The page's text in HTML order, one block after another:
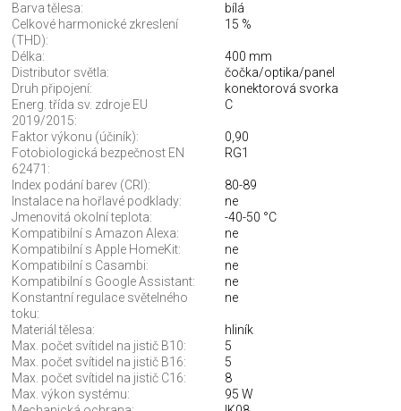
Barva tělesa:
bílá
Celkové harmonické zkreslení
(THD):
15 %
Délka:
400 mm
Distributor světla:
čočka/optika/panel
Druh připojení:
konektorová svorka
Energ. třída sv. zdroje EU
2019/2015:
C
Faktor výkonu (účiník):
0,90
Fotobiologická bezpečnost EN
62471:
RG1
Index podání barev (CRI):
80-89
Instalace na hořlavé podklady:
ne
Jmenovitá okolní teplota:
-40-50 °C
Kompatibilní s Amazon Alexa:
ne
Kompatibilní s Apple HomeKit:
ne
Kompatibilní s Casambi:
ne
Kompatibilní s Google Assistant:
ne
Konstantní regulace světelného
toku:
ne
Materiál tělesa:
hliník
Max. počet svítidel na jistič B10:
5
Max. počet svítidel na jistič B16:
5
Max. počet svítidel na jistič C16:
8
Max. výkon systému:
95 W